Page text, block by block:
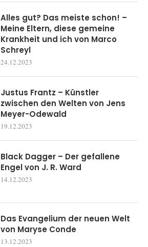
Alles gut? Das meiste schon! –
Meine Eltern, diese gemeine
Krankheit und ich von Marco
Schreyl
24.12.2023
Justus Frantz – Künstler
zwischen den Welten von Jens
Meyer-Odewald
19.12.2023
Black Dagger – Der gefallene
Engel von J. R. Ward
14.12.2023
Das Evangelium der neuen Welt
von Maryse Conde
13.12.2023